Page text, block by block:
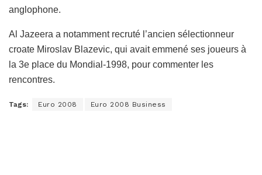
anglophone.
Al Jazeera a notamment recruté l’ancien sélectionneur
croate Miroslav Blazevic, qui avait emmené ses joueurs à
la 3e place du Mondial-1998, pour commenter les
rencontres.
Tags: Euro 2008 Euro 2008 Business